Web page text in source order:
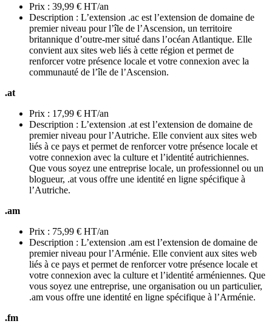
Prix : 39,99 € HT/an
Description : L’extension .ac est l’extension de domaine de
premier niveau pour l’île de l’Ascension, un territoire
britannique d’outre-mer situé dans l’océan Atlantique. Elle
convient aux sites web liés à cette région et permet de
renforcer votre présence locale et votre connexion avec la
communauté de l’île de l’Ascension.
.at
Prix : 17,99 € HT/an
Description : L’extension .at est l’extension de domaine de
premier niveau pour l’Autriche. Elle convient aux sites web
liés à ce pays et permet de renforcer votre présence locale et
votre connexion avec la culture et l’identité autrichiennes.
Que vous soyez une entreprise locale, un professionnel ou un
blogueur, .at vous offre une identité en ligne spécifique à
l’Autriche.
.am
Prix : 75,99 € HT/an
Description : L’extension .am est l’extension de domaine de
premier niveau pour l’Arménie. Elle convient aux sites web
liés à ce pays et permet de renforcer votre présence locale et
votre connexion avec la culture et l’identité arméniennes. Que
vous soyez une entreprise, une organisation ou un particulier,
.am vous offre une identité en ligne spécifique à l’Arménie.
.fm